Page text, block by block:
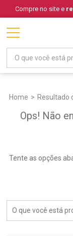
Compre no site e
Home Resultado
Ops! Não
Tente as opções